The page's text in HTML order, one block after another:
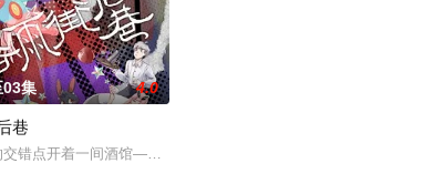
炭，化为永恒的禁区。残酷末世之下，人如刍狗，少年许青为生
生活，自愿前去七玄门参加入门考核，最终被墨大夫收入门下
集 4.0
巷
交错点开着一间酒馆——谷雨街后巷。 无论城市的角落，还是繁